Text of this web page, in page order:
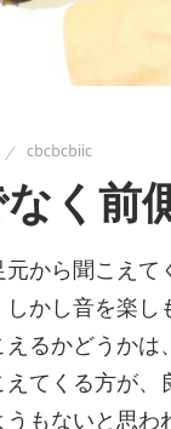
cbcbcbiic
く前
から聞こえて
しかし音を楽し
るかどうかは
てくる方が、
もないと思わ